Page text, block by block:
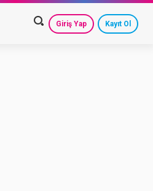
Giriş Yap Kayıt Ol